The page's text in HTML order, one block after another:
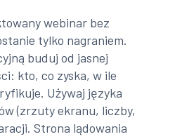
webinar bez
tylko nagraniem.
buduj od jasnej
kto, co zyska, w ile
Używaj języka
(zrzuty ekranu, liczby,
Strona lądowania